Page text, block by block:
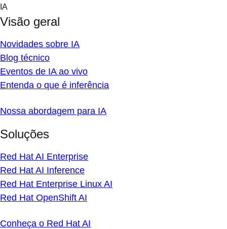
Skip
content
IA
Visão geral
Novidades sobre IA
Blog técnico
Eventos de IA ao vivo
Entenda o que é inferência
Nossa abordagem para IA
Soluções
Red Hat AI Enterprise
Red Hat AI Inference
Red Hat Enterprise Linux AI
Red Hat OpenShift AI
Conheça o Red Hat AI